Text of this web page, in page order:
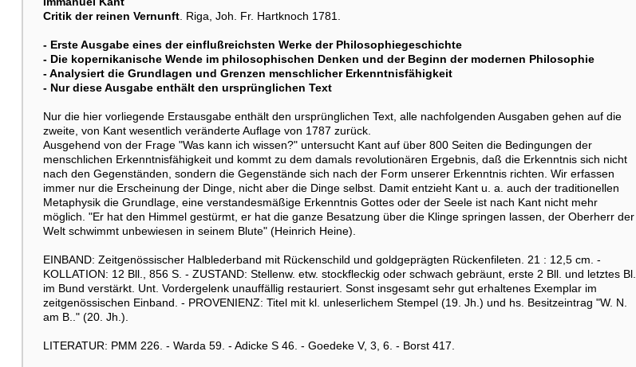
Critik der reinen Vernunft. Riga, Joh. Fr. Hartknoch 1781.
- Erste Ausgabe eines der einflußreichsten Werke der Philosophiegeschichte
- Die kopernikanische Wende im philosophischen Denken und der Beginn der modernen Philosophie
- Analysiert die Grundlagen und Grenzen menschlicher Erkenntnisfähigkeit
- Nur diese Ausgabe enthält den ursprünglichen Text
Nur die hier vorliegende Erstausgabe enthält den ursprünglichen Text, alle nachfolgenden Ausgaben gehen auf die
zweite, von Kant wesentlich veränderte Auflage von 1787 zurück.
Ausgehend von der Frage "Was kann ich wissen?" untersucht Kant auf über 800 Seiten die Bedingungen der
menschlichen Erkenntnisfähigkeit und kommt zu dem damals revolutionären Ergebnis, daß die Erkenntnis sich nicht
nach den Gegenständen, sondern die Gegenstände sich nach der Form unserer Erkenntnis richten. Wir erfassen
immer nur die Erscheinung der Dinge, nicht aber die Dinge selbst. Damit entzieht Kant u. a. auch der traditionellen
Metaphysik die Grundlage, eine verstandesmäßige Erkenntnis Gottes oder der Seele ist nach Kant nicht mehr
möglich. "Er hat den Himmel gestürmt, er hat die ganze Besatzung über die Klinge springen lassen, der Oberherr der
Welt schwimmt unbewiesen in seinem Blute" (Heinrich Heine).
EINBAND: Zeitgenössischer Halblederband mit Rückenschild und goldgeprägten Rückenfileten. 21 : 12,5 cm. -
KOLLATION: 12 Bll., 856 S. - ZUSTAND: Stellenw. etw. stockfleckig oder schwach gebräunt, erste 2 Bll. und letztes Bl.
im Bund verstärkt. Unt. Vordergelenk unauffällig restauriert. Sonst insgesamt sehr gut erhaltenes Exemplar im
zeitgenössischen Einband. - PROVENIENZ: Titel mit kl. unleserlichem Stempel (19. Jh.) und hs. Besitzeintrag "W. N.
am B.." (20. Jh.).
LITERATUR: PMM 226. - Warda 59. - Adicke S 46. - Goedeke V, 3, 6. - Borst 417.